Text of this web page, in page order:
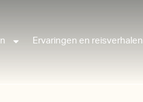
Ervaringen en reisverhalen